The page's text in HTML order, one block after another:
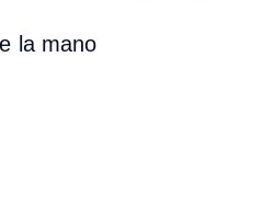
la mano